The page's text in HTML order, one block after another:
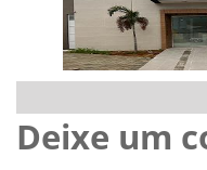
Deixe um